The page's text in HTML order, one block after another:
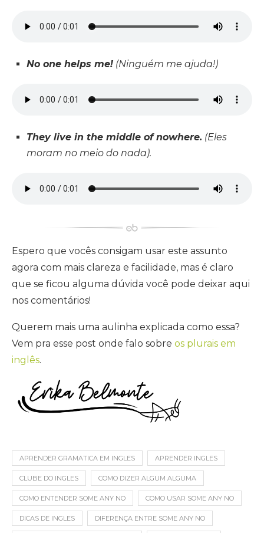
No one helps me! (Ninguém me ajuda!)
They live in the middle of nowhere. (Eles
moram no meio do nada).
Espero que vocês consigam usar este assunto
agora com mais clareza e facilidade, mas é claro
que se ficou alguma dúvida você pode deixar aqui
nos comentários!
Querem mais uma aulinha explicada como essa?
Vem pra esse post onde falo sobre os plurais em
inglês.
APRENDER GRAMATICA EM INGLES APRENDER INGLES
CLUBE DO INGLES COMO DIZER ALGUM ALGUMA
COMO ENTENDER SOME ANY NO COMO USAR SOME ANY NO
DICAS DE INGLES DIFERENÇA ENTRE SOME ANY NO